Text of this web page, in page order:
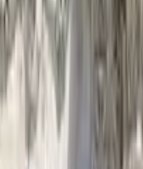
a
in qualsiasi città del